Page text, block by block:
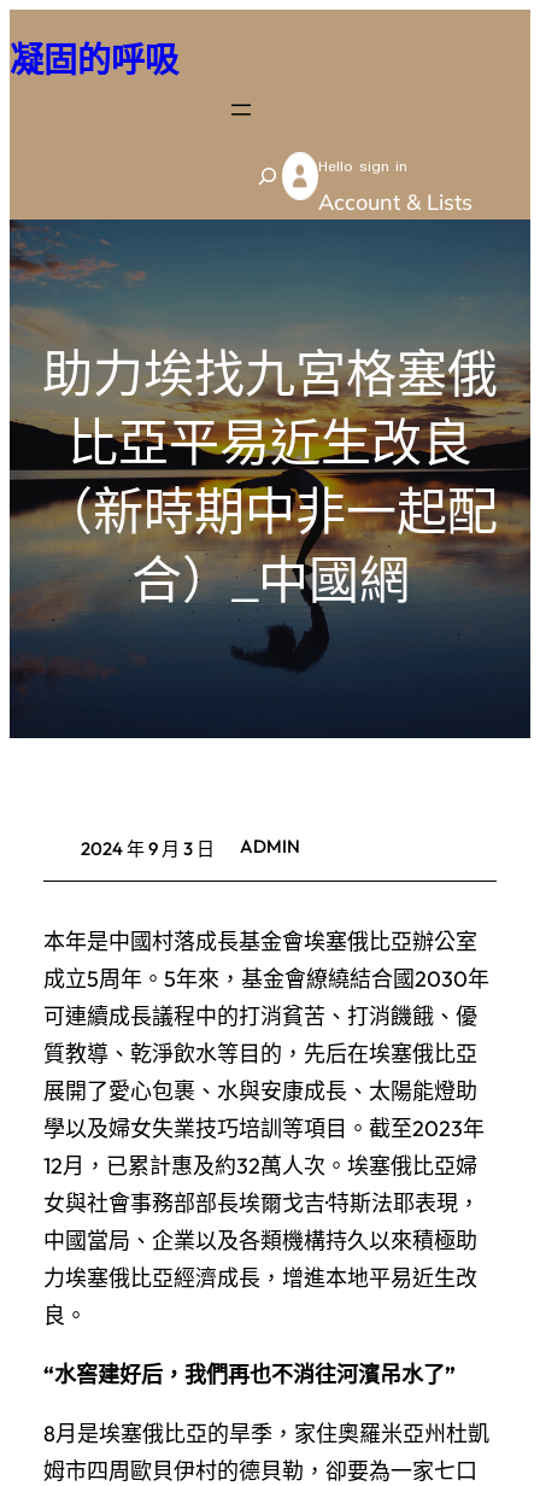
至
容
凝固的呼吸
S
e
h
Hello sign in
Account & Lists
助力埃找九宮格塞俄
比亞平易近生改良
（新時期中非一起配
合）_中國網
2024 年 9 月 3 日 ADMIN
本年是中國村落成長基金會埃塞俄比亞辦公室
成立5周年。5年來，基金會繚繞結合國2030年
可連續成長議程中的打消貧苦、打消饑餓、優
質教導、乾淨飲水等目的，先后在埃塞俄比亞
展開了愛心包裹、水與安康成長、太陽能燈助
學以及婦女失業技巧培訓等項目。截至2023年
12月，已累計惠及約32萬人次。埃塞俄比亞婦
女與社會事務部部長埃爾戈吉·特斯法耶表現，
中國當局、企業以及各類機構持久以來積極助
力埃塞俄比亞經濟成長，增進本地平易近生改
良。
“水窖建好后，我們再也不消往河濱吊水了”
8月是埃塞俄比亞的旱季，家住奧羅米亞州杜凱
姆市四周歐貝伊村的德貝勒，卻要為一家七口